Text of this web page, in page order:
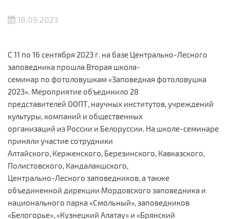
18.09.2023
С 11 по 16 сентября 2023 г. на базе Центрально-Лесного
заповедника прошла Вторая школа-
семинар по фотоловушкам «Заповедная фотоловушка
2023». Мероприятие объединило 28
представителей ООПТ, научных институтов, учреждений
культуры, компаний и общественных
организаций из России и Белоруссии. На школе-семинаре
приняли участие сотрудники
Алтайского, Керженского, Березинского, Кавказского,
Полистовского, Кандалакшского,
Центрально-Лесного заповедников, а также
объединенной дирекции Мордовского заповедника и
национального парка «Смольный», заповедников
«Белогорье», «Кузнецкий Алатау» и «Брянский